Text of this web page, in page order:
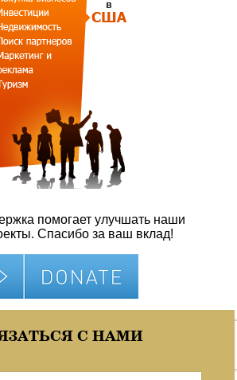
помогает улучшать наши
Спасибо за ваш вклад!
С НАМИ